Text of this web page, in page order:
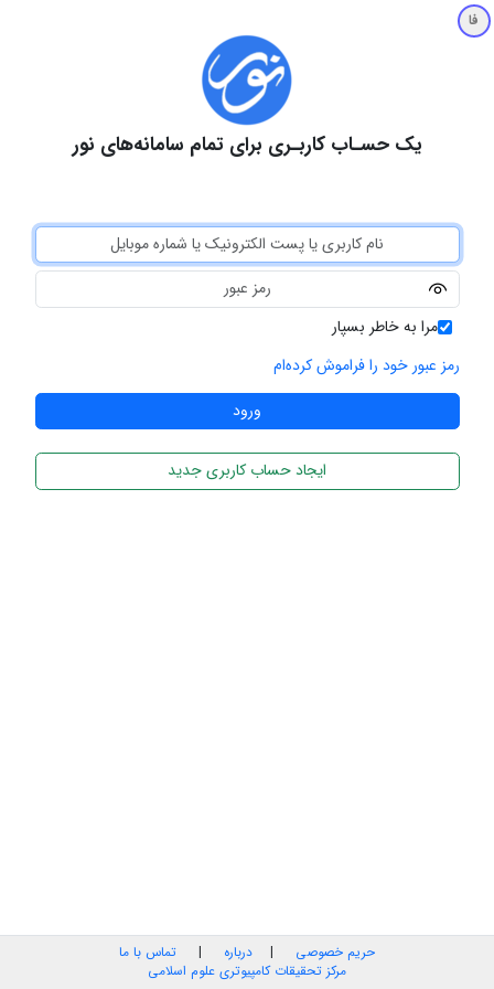
فا
یک حسـاب کاربـری برای تمام سامانه‌های نور
مرا به خاطر بسپار
رمز عبور خود را فراموش کرده‌ام
ایجاد حساب کاربری جدید
حریم خصوصی | درباره | تماس با ما
مرکز تحقیقات کامپیوتری علوم اسلامی